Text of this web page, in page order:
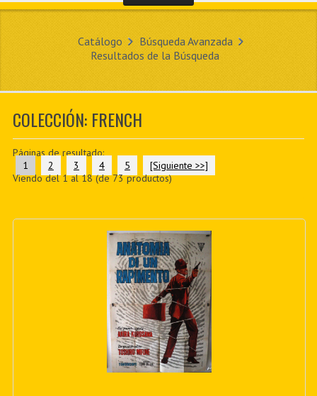
NOVEDADES
PDF BOOKS
CUSTOM PDF
Catálogo
Búsqueda Avanzada
Resultados de la Búsqueda
COLECCIÓN: FRENCH
Páginas de resultado:
1
2 3 4 5
[Siguiente >>]
Viendo del1al18(de73productos)